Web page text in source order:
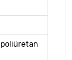
poliüretan